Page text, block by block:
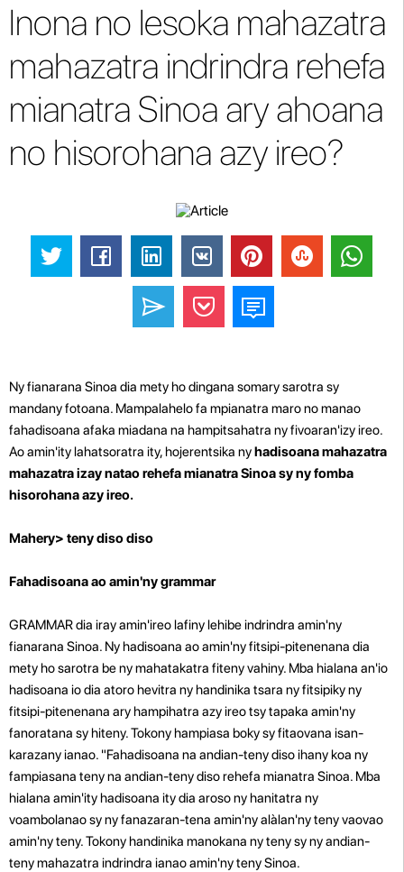
Inona no lesoka mahazatra
mahazatra indrindra rehefa
mianatra Sinoa ary ahoana
no hisorohana azy ireo?
Ny fianarana Sinoa dia mety ho dingana somary sarotra sy
mandany fotoana. Mampalahelo fa mpianatra maro no manao
fahadisoana afaka miadana na hampitsahatra ny fivoaran'izy ireo.
Ao amin'ity lahatsoratra ity, hojerentsika nyhadisoana mahazatra
mahazatraizay natao rehefa mianatra Sinoa sy ny fomba
hisorohana azy ireo.
Mahery> teny diso diso
Fahadisoana ao amin'ny grammar
GRAMMAR dia iray amin'ireo lafiny lehibe indrindra amin'ny
fianarana Sinoa. Ny hadisoana ao amin'ny fitsipi-pitenenana dia
mety ho sarotra be ny mahatakatra fiteny vahiny. Mba hialana an'io
hadisoana io dia atoro hevitra ny handinika tsara ny fitsipiky ny
fitsipi-pitenenana ary hampihatra azy ireo tsy tapaka amin'ny
fanoratana sy hiteny. Tokony hampiasa boky sy fitaovana isan-
karazany ianao. "Fahadisoana na andian-teny diso ihany koa ny
fampiasana teny na andian-teny diso rehefa mianatra Sinoa. Mba
hialana amin'ity hadisoana ity dia aroso ny hanitatra ny
voambolanao sy ny fanazaran-tena amin'ny alàlan'ny teny vaovao
amin'ny teny. Tokony handinika manokana ny teny sy ny andian-
teny mahazatra indrindra ianao amin'ny teny Sinoa.